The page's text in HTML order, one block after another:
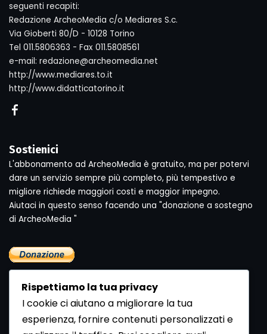
seguenti recapiti:
Redazione ArcheoMedia c/o Mediares S.c.
Via Gioberti 80/D - 10128 Torino
Tel 011.5806363 - Fax 011.5808561
e-mail: redazione@archeomedia.net
http://www.mediares.to.it
http://www.didatticatorino.it
Sostienici
L'abbonamento ad ArcheoMedia è gratuito, ma per potervi
dare un servizio sempre più completo, più tempestivo e
migliore richiede maggiori costi e maggior impegno.
Aiutaci in questo senso facendo una "donazione a sostegno
di ArcheoMedia "
Rispettiamo la tua privacy
I cookie ci aiutano a migliorare la tua
esperienza, fornire contenuti personalizzati e